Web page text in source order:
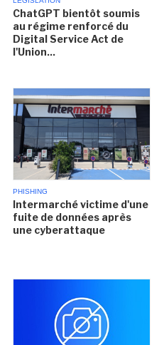
ChatGPT bientôt soumis
au régime renforcé du
Digital Service Act de
l'Union...
PHISHING
Intermarché victime d'une
fuite de données après
une cyberattaque